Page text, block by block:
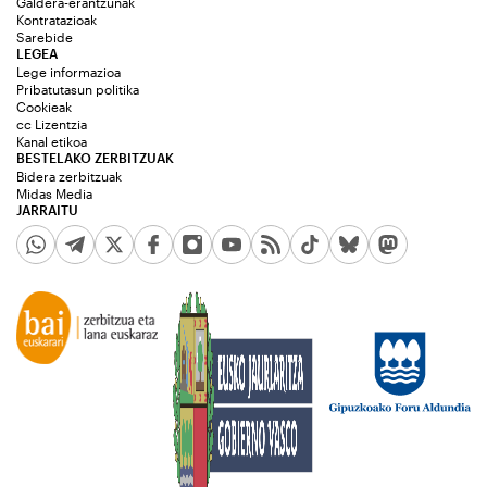
Kontratazioak
Sarebide
JARRAITU
LEGEA
Lege informazioa
Pribatutasun politika
Cookieak
cc Lizentzia
Kanal etikoa
BESTELAKO ZERBITZUAK
Bidera zerbitzuak
Midas Media